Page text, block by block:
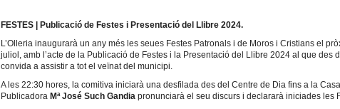
FESTES | Publicació de Festes i Presentació del Llibre 2024.
L’Olleria inaugurarà un any més les seues Festes Patronals i de Moros i Cristians el
juliol, amb l’acte de la Publicació de Festes i la Presentació del Llibre 2024 al que des
convida a assistir a tot el veïnat del municipi.
A les 22:30 hores, la comitiva iniciarà una desfilada des del Centre de Dia fins a la
Publicadora Mª José Such Gandia pronunciarà el seu discurs i declararà iniciades les